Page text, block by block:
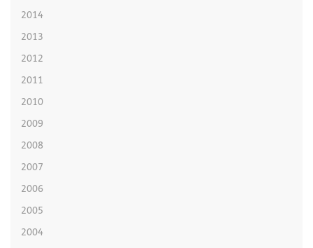
2014
2013
2012
2011
2010
2009
2008
2007
2006
2005
2004